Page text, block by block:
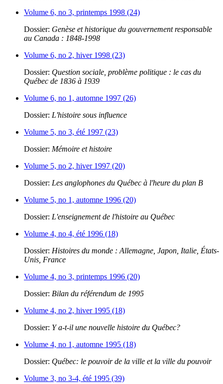
Volume 6, no 3, printemps 1998 (24)
Dossier: Genèse et historique du gouvernement responsable
au Canada : 1848-1998
Volume 6, no 2, hiver 1998 (23)
Dossier: Question sociale, problème politique : le cas du
Québec de 1836 à 1939
Volume 6, no 1, automne 1997 (26)
Dossier: L'histoire sous influence
Volume 5, no 3, été 1997 (23)
Dossier: Mémoire et histoire
Volume 5, no 2, hiver 1997 (20)
Dossier: Les anglophones du Québec à l'heure du plan B
Volume 5, no 1, automne 1996 (20)
Dossier: L'enseignement de l'histoire au Québec
Volume 4, no 4, été 1996 (18)
Dossier: Histoires du monde : Allemagne, Japon, Italie, États-
Unis, France
Volume 4, no 3, printemps 1996 (20)
Dossier: Bilan du référendum de 1995
Volume 4, no 2, hiver 1995 (18)
Dossier: Y a-t-il une nouvelle histoire du Québec?
Volume 4, no 1, automne 1995 (18)
Dossier: Québec: le pouvoir de la ville et la ville du pouvoir
Volume 3, no 3-4, été 1995 (39)